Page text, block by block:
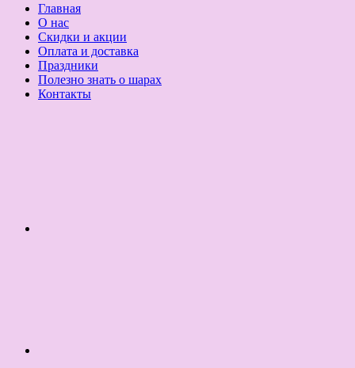
Главная
О нас
Скидки и акции
Оплата и доставка
Праздники
Полезно знать о шарах
Контакты